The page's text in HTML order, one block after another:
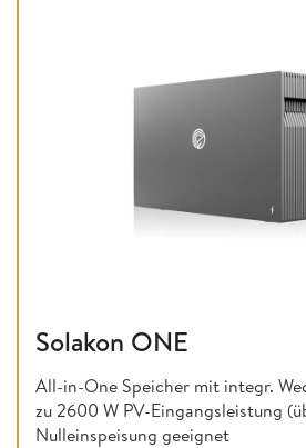
Solakon ONE
All-in-One Speicher mit integr.
zu 2600 W PV-Eingangsleistung
Nulleinspeisung geeignet